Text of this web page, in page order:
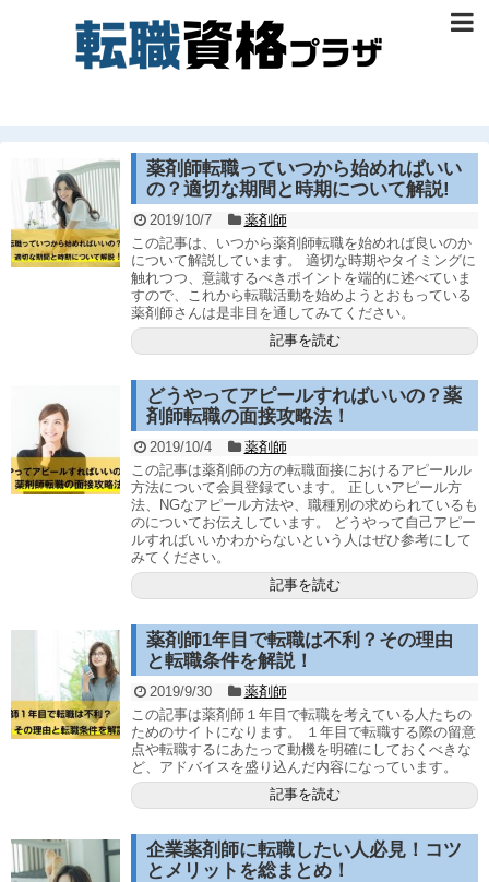
薬剤師転職っていつから始めればいい
の？適切な期間と時期について解説!
2019/10/7
薬剤師
この記事は、いつから薬剤師転職を始めれば良いのか
について解説しています。 適切な時期やタイミングに
触れつつ、意識するべきポイントを端的に述べていま
すので、これから転職活動を始めようとおもっている
薬剤師さんは是非目を通してみてください。
記事を読む
どうやってアピールすればいいの？薬
剤師転職の面接攻略法！
2019/10/4
薬剤師
この記事は薬剤師の方の転職面接におけるアピールル
方法について会員登録ています。 正しいアピール方
法、NGなアピール方法や、職種別の求められているも
のについてお伝えしています。 どうやって自己アピー
ルすればいいかわからないという人はぜひ参考にして
みてください。
記事を読む
薬剤師1年目で転職は不利？その理由
と転職条件を解説！
2019/9/30
薬剤師
この記事は薬剤師１年目で転職を考えている人たちの
ためのサイトになります。 １年目で転職する際の留意
点や転職するにあたって動機を明確にしておくべきな
ど、アドバイスを盛り込んだ内容になっています。
記事を読む
企業薬剤師に転職したい人必見！コツ
とメリットを総まとめ！